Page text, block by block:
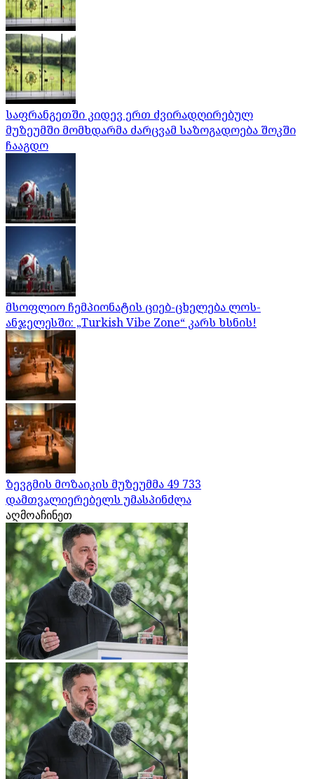
საფრანგეთში კიდევ ერთ ძვირადღირებულ
მუზეუმში მომხდარმა ძარცვამ საზოგადოება შოკში
ჩააგდო
მსოფლიო ჩემპიონატის ციებ-ცხელება ლოს-
ანჯელესში: „Turkish Vibe Zone“ კარს ხსნის!
ზევგმის მოზაიკის მუზეუმმა 49 733
დამთვალიერებელს უმასპინძლა
აღმოაჩინეთ